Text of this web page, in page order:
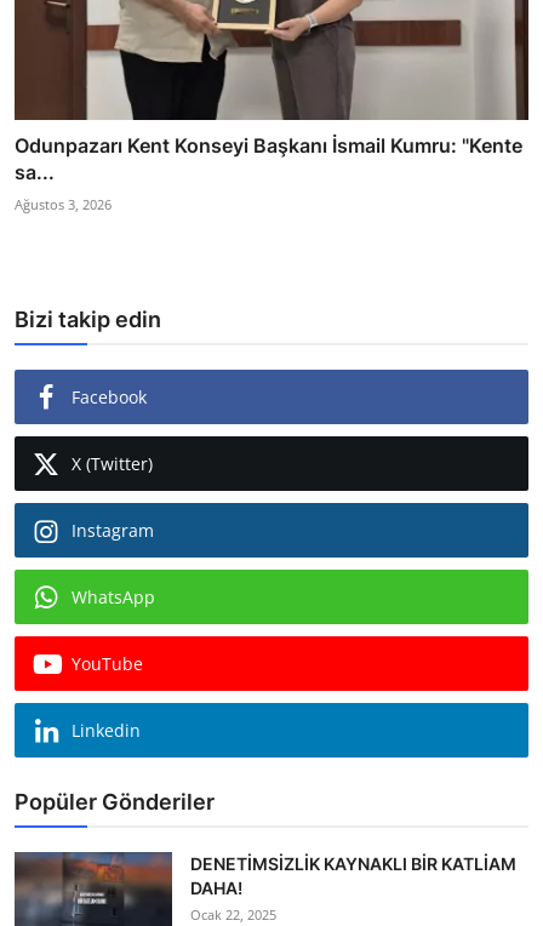
Odunpazarı Kent Konseyi Başkanı İsmail Kumru: "Kente
sa...
Ağustos 3, 2026
Bizi takip edin
Facebook
X (Twitter)
Instagram
WhatsApp
YouTube
Linkedin
Popüler Gönderiler
DENETİMSİZLİK KAYNAKLI BİR KATLİAM
DAHA!
Ocak 22, 2025